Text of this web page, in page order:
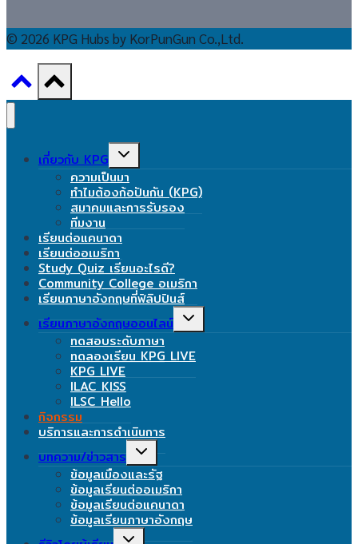
© 2026 KPG Hubs by KorPunGun Co.,Ltd.
เกี่ยวกับ KPG
Toggle
menu
ความเป็นมา
ทำไมต้องก้อปันกัน (KPG)
สมาคมและการรับรอง
ทีมงาน
เรียนต่อแคนาดา
เรียนต่ออเมริกา
Study Quiz เรียนอะไรดี?
Community College อเมริกา
เรียนภาษาอังกฤษที่ฟิลิปปินส์
เรียนภาษาอังกฤษออนไลน์
Toggle
ทดสอบระดับภาษา
ทดลองเรียน KPG LIVE
KPG LIVE
ILAC KISS
ILSC Hello
กิจกรรม
บริการและการดำเนินการ
บทความ/ข่าวสาร
Toggle
menu
ข้อมูลเมืองและรัฐ
ข้อมูลเรียนต่ออเมริกา
ข้อมูลเรียนต่อแคนาดา
ข้อมูลเรียนภาษาอังกฤษ
Toggle